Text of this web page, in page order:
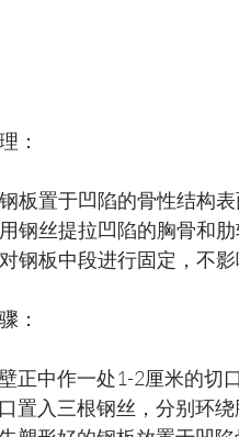
：
板置于凹陷的骨性结构
钢丝提拉凹陷的胸骨和
钢板中段进行固定，不
：
正中作一处1-2厘米的切口
置入三根钢丝，分别环